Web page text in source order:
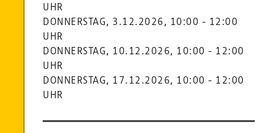
UHR
DONNERSTAG, 3.12.2026, 10:00 - 12:00
UHR
DONNERSTAG, 10.12.2026, 10:00 - 12:00
UHR
DONNERSTAG, 17.12.2026, 10:00 - 12:00
UHR